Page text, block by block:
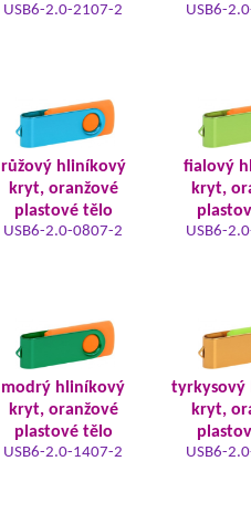
USB6-2.0-2107-2 USB6-
růžový hliníkový
kryt, oranžové
plastové tělo
USB6-2.0-0807-2
fialový
kryt,
USB6-
modrý hliníkový
kryt, oranžové
plastové tělo
USB6-2.0-1407-2
tyrkysový
kryt,
USB6-